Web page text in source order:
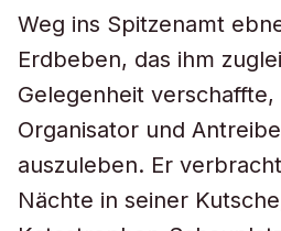
Weg ins Spitzenamt
Erdbeben, das ihm
Gelegenheit verschaffte,
Organisator und
auszuleben. Er
Nächte in seiner